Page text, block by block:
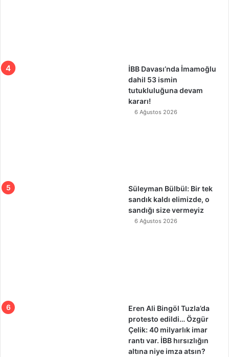
İBB Davası’nda İmamoğlu
dahil 53 ismin
tutukluluğuna devam
kararı!
6 Ağustos 2026
Süleyman Bülbül: Bir tek
sandık kaldı elimizde, o
sandığı size vermeyiz
6 Ağustos 2026
Eren Ali Bingöl Tuzla’da
protesto edildi… Özgür
Çelik: 40 milyarlık imar
rantı var. İBB hırsızlığın
altına niye imza atsın?